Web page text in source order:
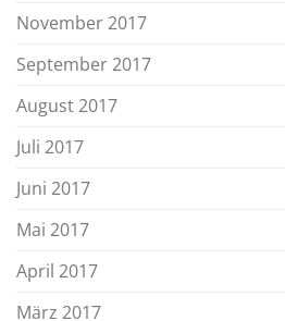
November 2017
September 2017
August 2017
Juli 2017
Juni 2017
Mai 2017
April 2017
März 2017